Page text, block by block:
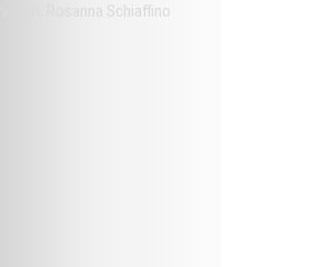
Rosanna Schiaffino